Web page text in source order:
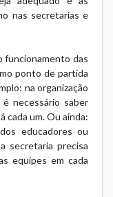
nas secretarias e
funcionamento das
ponto de partida
na organização
necessário saber
cada um. Ou ainda:
educadores ou
secretaria precisa
equipes em cada